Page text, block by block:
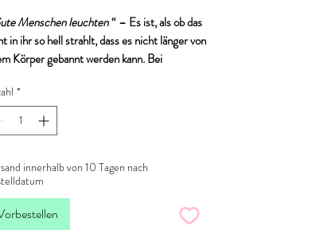
Menschen leuchten“ – Es ist, als ob das
in ihr so hell strahlt, dass es nicht länger von
Körper gebannt werden kann. Bei
Prinzessin“.
Gold-Vermeil verleiht Ihrem
einen Hauch von verführerischem
und erinnert Sie an Ihr inneres Licht. Auf
Rückseite des Trillion-Steins verbirgt sich
*
innerhalb von 10 Tagen nach